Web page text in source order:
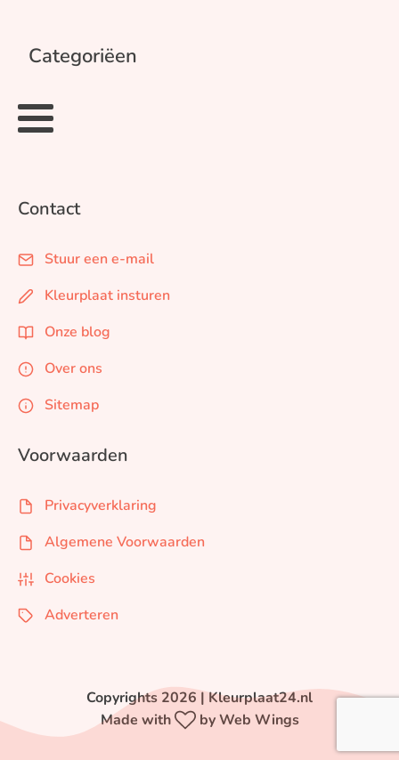
Categoriëen
Contact
Stuur een e-mail
Kleurplaat insturen
Onze blog
Over ons
Sitemap
Voorwaarden
Privacyverklaring
Algemene Voorwaarden
Cookies
Adverteren
Copyrights 2026 | Kleurplaat24.nl
Made with
by Web Wings